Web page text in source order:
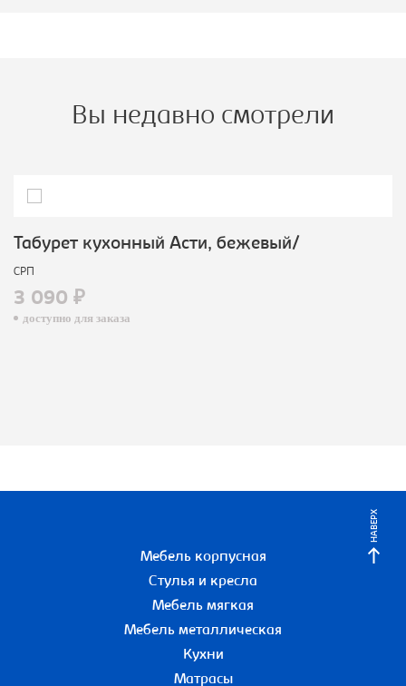
Вы недавно смотрели
Табурет кухонный Асти, бежевый/
СРП
3 090 ₽
доступно для заказа
НАВЕРХ
Мебель корпусная
Стулья и кресла
Мебель мягкая
Мебель металлическая
Кухни
Матрасы